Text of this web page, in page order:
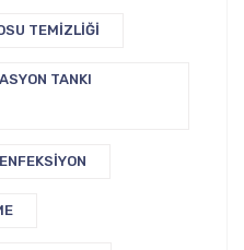
TEMIZLIĞI
TANKI